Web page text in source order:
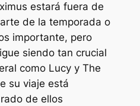
estará fuera de
de la temporada o
importante, pero
siendo tan crucial
como Lucy y The
su viaje está
de ellos